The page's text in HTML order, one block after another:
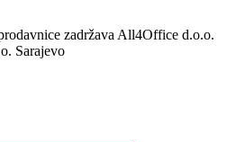
zadržava All4Office d.o.o.
Sarajevo